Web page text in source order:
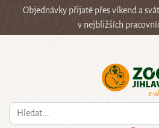
Objednávky přijaté přes víkend a
v nejbližších
Co hledáte?